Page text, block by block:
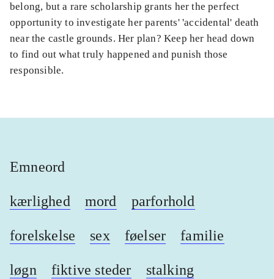
belong, but a rare scholarship grants her the perfect
opportunity to investigate her parents' 'accidental' death
near the castle grounds. Her plan? Keep her head down
to find out what truly happened and punish those
responsible.
Emneord
kærlighed mord parforhold
forelskelse sex føelser familie
løgn fiktive steder stalking